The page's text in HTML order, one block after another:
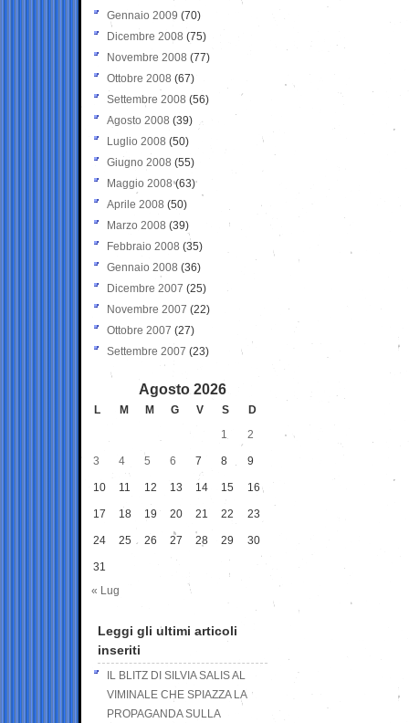
Gennaio 2009 (70)
Dicembre 2008 (75)
Novembre 2008 (77)
Ottobre 2008 (67)
Settembre 2008 (56)
Agosto 2008 (39)
Luglio 2008 (50)
Giugno 2008 (55)
Maggio 2008(63)
Aprile 2008 (50)
Marzo 2008 (39)
Febbraio 2008 (35)
Gennaio 2008 (36)
Dicembre 2007 (25)
Novembre 2007 (22)
Ottobre 2007 (27)
Settembre 2007 (23)
Agosto 2026
L M M G V S
D
1
2
3 4 5 6 7 8 9
10 11 12 13 14 15 16
17 18 19 20 21 22 23
24 25 26 27 28 29 30
31
« Lug
Leggi gli ultimi articoli
inseriti
IL BLITZ DI SILVIA SALIS AL
VIMINALE CHE SPIAZZA LA
PROPAGANDA SULLA